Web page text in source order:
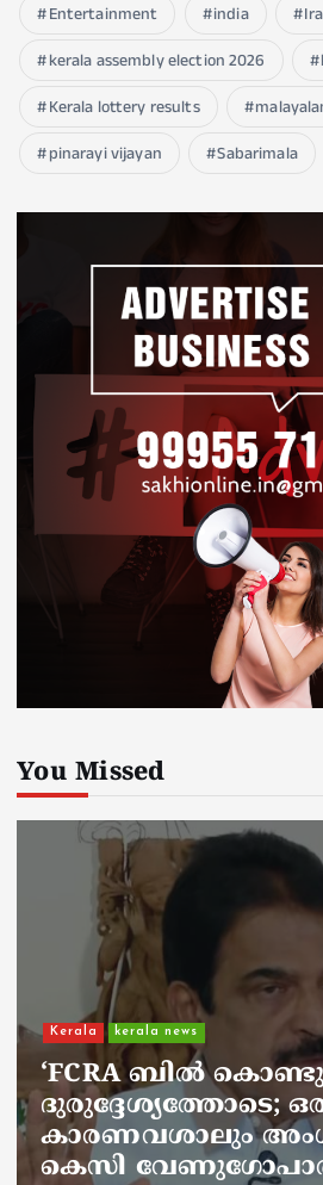
Entertainment
india
kerala assembly election 2026
Kerala lottery results
pinarayi vijayan
Sabarimala
You Missed
Kerala kerala news
ചാലിശേരിയില്‍
ജനകീയ
നഴ്സിന്
അണലിയുടെ
ഡ്യൂട്ടിക്കിടെ